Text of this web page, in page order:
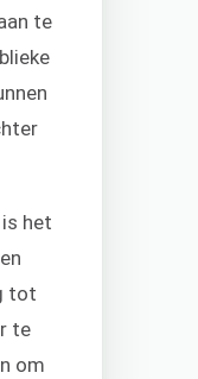
te
het
tot
te
om